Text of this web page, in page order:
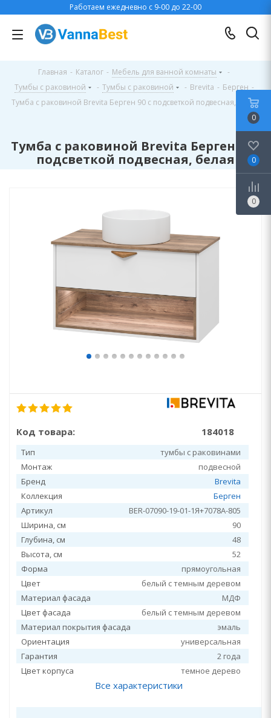
Работаем ежедневно с 9-00 до 22-00
Главная - Каталог - Мебель для ванной комнаты
-
Тумбы с раковиной
- Тумбы с раковиной - Brevita - Берген -
Тумба с раковиной Brevita Берген 90 с подсветкой подвесная, белая
Тумба с раковиной Brevita Берген 90 с
подсветкой подвесная, белая
Код товара: 184018
Тип
тумбы с раковинами
Монтаж
подвесной
Бренд
Brevita
Коллекция
Берген
Артикул
BER-07090-19-01-1Я+7078A-805
Ширина, см
90
Глубина, см
48
Высота, см
52
Форма
прямоугольная
Цвет
белый с темным деревом
Материал фасада
МДФ
Цвет фасада
белый с темным деревом
Материал покрытия фасада
эмаль
Ориентация
универсальная
Гарантия
2 года
Цвет корпуса
темное дерево
Все характеристики
0
0
0